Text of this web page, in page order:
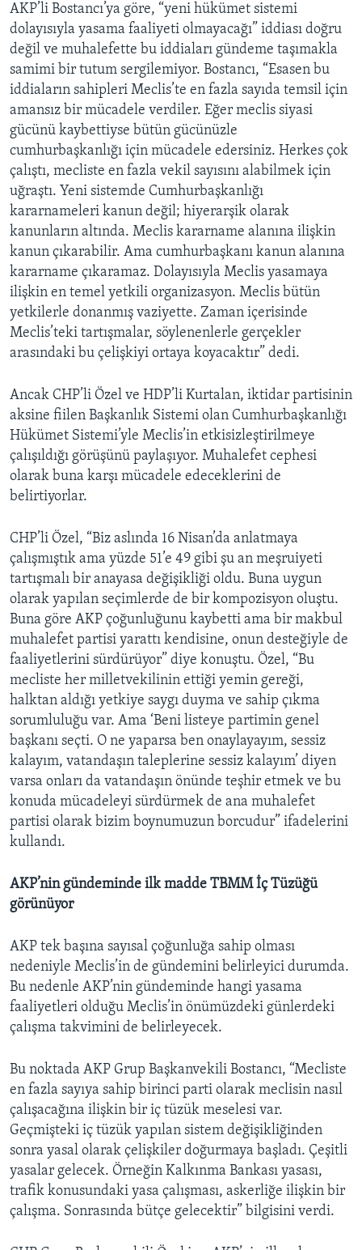
AKP’li Bostancı’ya göre, “yeni hükümet sistemi
dolayısıyla yasama faaliyeti olmayacağı” iddiası doğru
değil ve muhalefette bu iddiaları gündeme taşımakla
samimi bir tutum sergilemiyor. Bostancı, “Esasen bu
iddiaların sahipleri Meclis’te en fazla sayıda temsil için
amansız bir mücadele verdiler. Eğer meclis siyasi
gücünü kaybettiyse bütün gücünüzle
cumhurbaşkanlığı için mücadele edersiniz. Herkes çok
çalıştı, mecliste en fazla vekil sayısını alabilmek için
uğraştı. Yeni sistemde Cumhurbaşkanlığı
kararnameleri kanun değil; hiyerarşik olarak
kanunların altında. Meclis kararname alanına ilişkin
kanun çıkarabilir. Ama cumhurbaşkanı kanun alanına
kararname çıkaramaz. Dolayısıyla Meclis yasamaya
ilişkin en temel yetkili organizasyon. Meclis bütün
yetkilerle donanmış vaziyette. Zaman içerisinde
Meclis’teki tartışmalar, söylenenlerle gerçekler
arasındaki bu çelişkiyi ortaya koyacaktır” dedi.
Ancak CHP’li Özel ve HDP’li Kurtalan, iktidar partisinin
aksine fiilen Başkanlık Sistemi olan Cumhurbaşkanlığı
Hükümet Sistemi’yle Meclis’in etkisizleştirilmeye
çalışıldığı görüşünü paylaşıyor. Muhalefet cephesi
olarak buna karşı mücadele edeceklerini de
belirtiyorlar.
CHP’li Özel, “Biz aslında 16 Nisan’da anlatmaya
çalışmıştık ama yüzde 51’e 49 gibi şu an meşruiyeti
tartışmalı bir anayasa değişikliği oldu. Buna uygun
olarak yapılan seçimlerde de bir kompozisyon oluştu.
Buna göre AKP çoğunluğunu kaybetti ama bir makbul
muhalefet partisi yarattı kendisine, onun desteğiyle de
faaliyetlerini sürdürüyor” diye konuştu. Özel, “Bu
mecliste her milletvekilinin ettiği yemin gereği,
halktan aldığı yetkiye saygı duyma ve sahip çıkma
sorumluluğu var. Ama ‘Beni listeye partimin genel
başkanı seçti. O ne yaparsa ben onaylayayım, sessiz
kalayım, vatandaşın taleplerine sessiz kalayım’ diyen
varsa onları da vatandaşın önünde teşhir etmek ve bu
konuda mücadeleyi sürdürmek de ana muhalefet
partisi olarak bizim boynumuzun borcudur” ifadelerini
kullandı.
AKP’nin gündeminde ilk madde TBMM İç Tüzüğü
görünüyor
AKP tek başına sayısal çoğunluğa sahip olması
nedeniyle Meclis’in de gündemini belirleyici durumda.
Bu nedenle AKP’nin gündeminde hangi yasama
faaliyetleri olduğu Meclis’in önümüzdeki günlerdeki
çalışma takvimini de belirleyecek.
Bu noktada AKP Grup Başkanvekili Bostancı, “Mecliste
en fazla sayıya sahip birinci parti olarak meclisin nasıl
çalışacağına ilişkin bir iç tüzük meselesi var.
Geçmişteki iç tüzük yapılan sistem değişikliğinden
sonra yasal olarak çelişkiler doğurmaya başladı. Çeşitli
yasalar gelecek. Örneğin Kalkınma Bankası yasası,
trafik konusundaki yasa çalışması, askerliğe ilişkin bir
çalışma. Sonrasında bütçe gelecektir” bilgisini verdi.